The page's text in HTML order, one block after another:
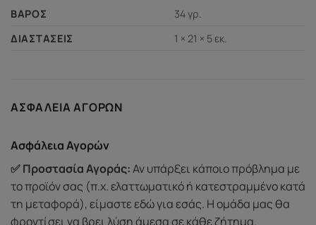
ΒΆΡΟΣ
34 γρ.
ΔΙΑΣΤΆΣΕΙΣ
1 × 21 × 5 εκ.
ΑΣΦΆΛΕΙΑ ΑΓΟΡΏΝ
Ασφάλεια Αγορών
✅ Προστασία Αγοράς:Αν υπάρξει κάποιο πρόβλημα με
το προϊόν σας (π.χ. ελαττωματικό ή κατεστραμμένο κατά
τη μεταφορά), είμαστε εδώ για εσάς. Η ομάδα μας θα
φροντίσει να βρει λύση άμεσα σε κάθε ζήτημα.